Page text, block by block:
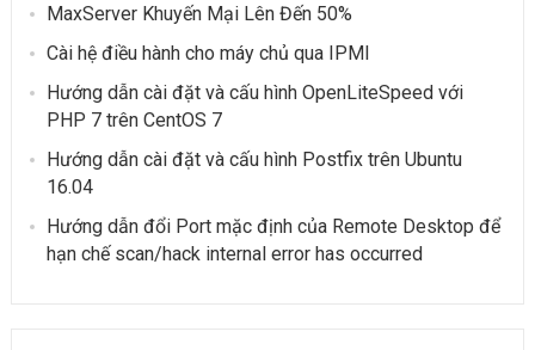
MaxServer Khuyến Mại Lên Đến 50%
Cài hệ điều hành cho máy chủ qua IPMI
Hướng dẫn cài đặt và cấu hình OpenLiteSpeed ​​với
PHP 7 trên CentOS 7
Hướng dẫn cài đặt và cấu hình Postfix trên Ubuntu
16.04
Hướng dẫn đổi Port mặc định của Remote Desktop để
hạn chế scan/hack internal error has occurred